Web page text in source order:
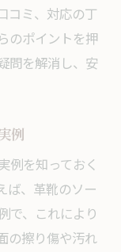
コミ、対応の丁
のポイントを押
問を解消し、安
例
例を知っておく
ば、革靴のソー
で、これにより
の擦り傷や汚れ